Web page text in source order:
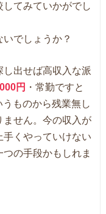
てみていかがでし
でしょうか？
出せば高収入な派
円 ・常勤ですと
うものから残業無し
せん。今の収入が
手くやっていけない
の手段かもしれま